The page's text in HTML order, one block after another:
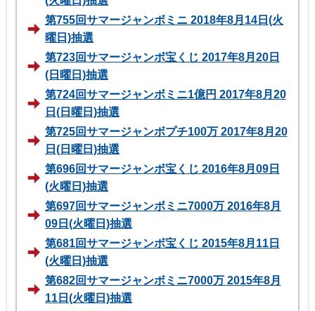
第755回サマージャンボミニ 2018年8月14日(火
曜日)抽選
第723回サマージャンボ宝くじ 2017年8月20日
(日曜日)抽選
第724回サマージャンボミニ1億円 2017年8月20
日(日曜日)抽選
第725回サマージャンボプチ100万 2017年8月20
日(日曜日)抽選
第696回サマージャンボ宝くじ 2016年8月09日
(火曜日)抽選
第697回サマージャンボミニ7000万 2016年8月
09日(火曜日)抽選
第681回サマージャンボ宝くじ 2015年8月11日
(火曜日)抽選
第682回サマージャンボミニ7000万 2015年8月
11日(火曜日)抽選